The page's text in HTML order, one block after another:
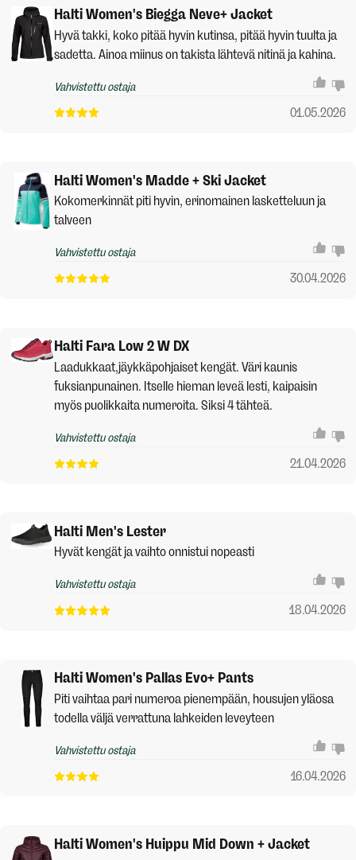
Halti Women's Biegga Neve+ Jacket
Hyvä takki, koko pitää hyvin kutinsa, pitää hyvin tuulta ja
sadetta. Ainoa miinus on takista lähtevä nitinä ja kahina.
Vahvistettu ostaja
01.05.2026
Halti Women's Madde + Ski Jacket
Kokomerkinnät piti hyvin, erinomainen lasketteluun ja
talveen
Vahvistettu ostaja
30.04.2026
Halti Fara Low 2 W DX
Laadukkaat,jäykkäpohjaiset kengät. Väri kaunis
fuksianpunainen. Itselle hieman leveä lesti, kaipaisin
myös puolikkaita numeroita. Siksi 4 tähteä.
Vahvistettu ostaja
21.04.2026
Halti Men's Lester
Hyvät kengät ja vaihto onnistui nopeasti
Vahvistettu ostaja
18.04.2026
Halti Women's Pallas Evo+ Pants
Piti vaihtaa pari numeroa pienempään, housujen yläosa
todella väljä verrattuna lahkeiden leveyteen
Vahvistettu ostaja
16.04.2026
Halti Women's Huippu Mid Down + Jacket